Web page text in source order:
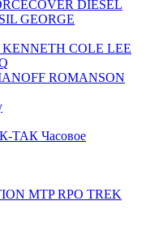
COVER DIESEL
GEORGE
KENNETH COLE LEE
ROMANSON
ТАК Часовое
MTPRPO TREK